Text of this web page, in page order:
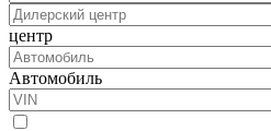
центр
Автомобиль